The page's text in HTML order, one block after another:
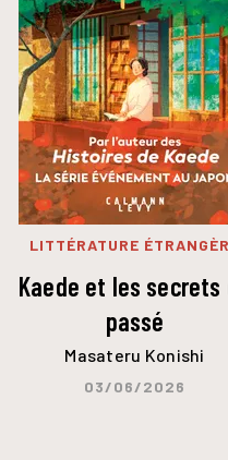
LITTÉRATURE
Kaede et les secrets
passé
Masateru Konishi
03/06/2026